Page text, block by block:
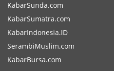
KabarSunda.com
KabarSumatra.com
KabarIndonesia.ID
SerambiMuslim.com
KabarBursa.com